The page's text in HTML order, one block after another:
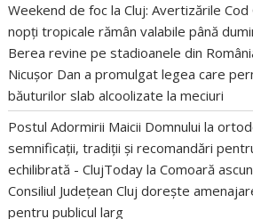
Weekend de foc la Cluj: Avertizările Cod
nopți tropicale rămân valabile până
Berea revine pe stadioanele din
Nicușor Dan a promulgat legea care
băuturilor slab alcoolizate la meciuri
Postul Adormirii Maicii Domnului la
semnificații, tradiții și recomandări
echilibrată - ClujToday laComoară
Consiliul Județean Cluj dorește
pentru publicul larg